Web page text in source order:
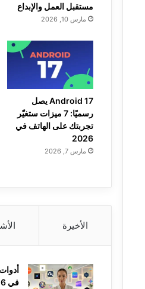
مستقبل العمل والإبداع
مارس 10, 2026
Android 17 يصل
رسميًا: 7 ميزات ستغيّر
تجربتك على الهاتف في
2026
مارس 7, 2026
الأخيرة